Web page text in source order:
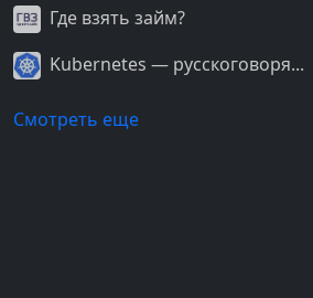
Где взять займ?
Kubernetes — русскоговоря...
Смотреть еще